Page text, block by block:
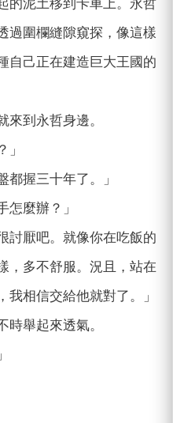
的泥土移到卡車上。永哲
過圍欄縫隙窺探，像這樣
自己正在建造巨大王國的
來到永哲身邊。
」
都握三十年了。」
麼辦？」
討厭吧。就像你在吃飯的
，多不舒服。況且，站在
相信交給他就對了。」
時舉起來透氣。